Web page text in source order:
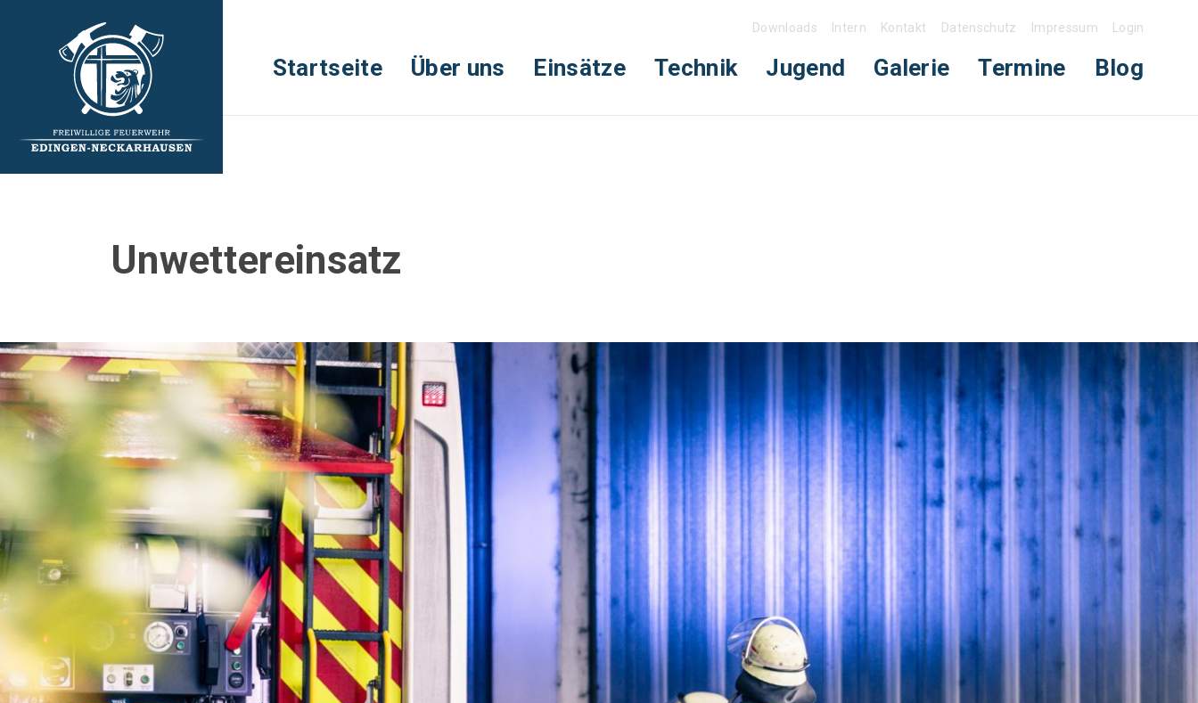
Downloads Intern Kontakt Datenschutz Impressum Login
Startseite Über uns Einsätze Technik Jugend Galerie Termine Blog
Unwettereinsatz